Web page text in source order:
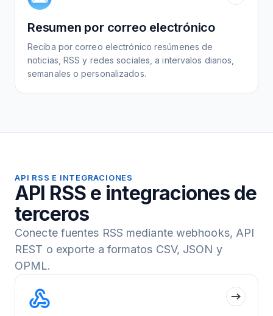
Resumen por correo electrónico
Reciba por correo electrónico resúmenes de
noticias, RSS y redes sociales, a intervalos diarios,
semanales o personalizados.
API RSS E INTEGRACIONES
API RSS e integraciones de
terceros
Conecte fuentes RSS mediante webhooks, API
REST o exporte a formatos CSV, JSON y
OPML.